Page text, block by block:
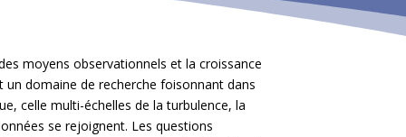
moyens observationnels et la croissance
un domaine de recherche foisonnant dans
celle multi-échelles de la turbulence, la
se rejoignent. Les questions